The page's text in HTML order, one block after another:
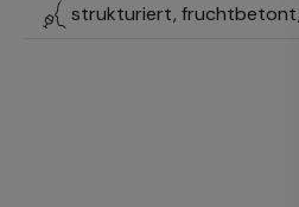
strukturiert, fruchtbetont,